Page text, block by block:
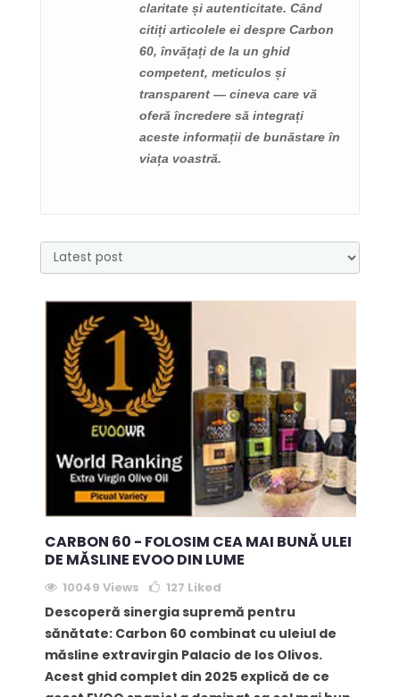
claritate și autenticitate. Când
citiți articolele ei despre Carbon
60, învățați de la un ghid
competent, meticulos și
transparent — cineva care vă
oferă încredere să integrați
aceste informații de bunăstare în
viața voastră.
CARBON 60 - FOLOSIM CEA MAI BUNĂ ULEI
DE MĂSLINE EVOO DIN LUME
10049 Views 127 Liked
Descoperă sinergia supremă pentru
sănătate: Carbon 60 combinat cu uleiul de
măsline extravirgin Palacio de los Olivos.
Acest ghid complet din 2025 explică de ce